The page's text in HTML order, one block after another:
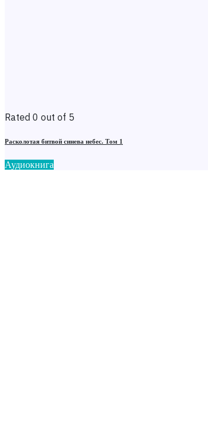
Rated 0 out of 5
Расколотая битвой синева небес. Том 1
Аудиокнига